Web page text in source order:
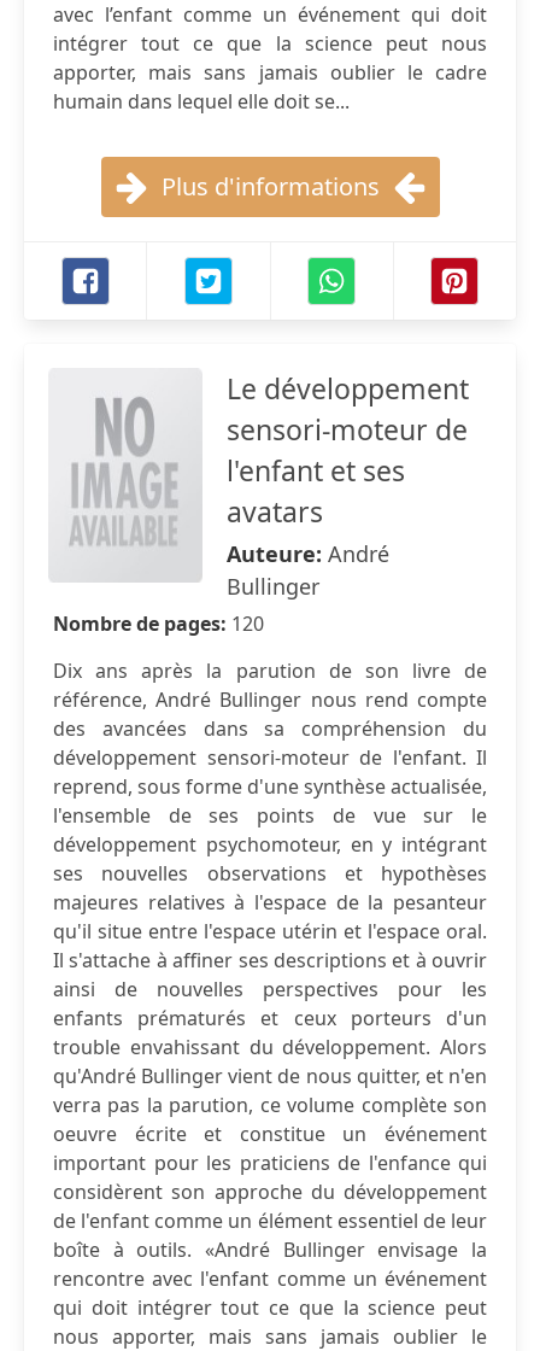
avec l’enfant comme un événement qui doit
intégrer tout ce que la science peut nous
apporter, mais sans jamais oublier le cadre
humain dans lequel elle doit se...
Plus d'informations
Le développement
sensori-moteur de
l'enfant et ses
avatars
Auteure: André
Bullinger
Nombre de pages: 120
Dix ans après la parution de son livre de
référence, André Bullinger nous rend compte
des avancées dans sa compréhension du
développement sensori-moteur de l'enfant. Il
reprend, sous forme d'une synthèse actualisée,
l'ensemble de ses points de vue sur le
développement psychomoteur, en y intégrant
ses nouvelles observations et hypothèses
majeures relatives à l'espace de la pesanteur
qu'il situe entre l'espace utérin et l'espace oral.
Il s'attache à affiner ses descriptions et à ouvrir
ainsi de nouvelles perspectives pour les
enfants prématurés et ceux porteurs d'un
trouble envahissant du développement. Alors
qu'André Bullinger vient de nous quitter, et n'en
verra pas la parution, ce volume complète son
oeuvre écrite et constitue un événement
important pour les praticiens de l'enfance qui
considèrent son approche du développement
de l'enfant comme un élément essentiel de leur
boîte à outils. «André Bullinger envisage la
rencontre avec l'enfant comme un événement
qui doit intégrer tout ce que la science peut
nous apporter, mais sans jamais oublier le